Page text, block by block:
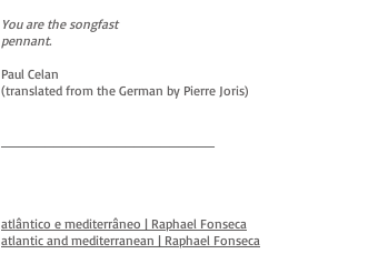
You are the songfast
pennant.
Paul Celan
(translated from the German by Pierre Joris)
atlântico e mediterrâneo | Raphael Fonseca
atlantic and mediterranean | Raphael Fonseca